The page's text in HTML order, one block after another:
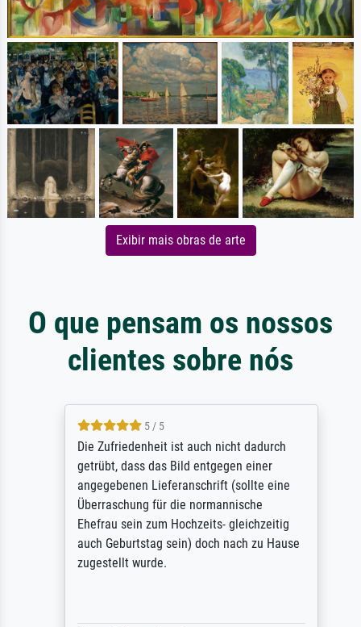
Exibir mais obras de arte
O que pensam os nossos
clientes sobre nós
5 / 5
Die Zufriedenheit ist auch nicht dadurch
getrübt, dass das Bild entgegen einer
angegebenen Lieferanschrift (sollte eine
Überraschung für die normannische
Ehefrau sein zum Hochzeits- gleichzeitig
auch Geburtstag sein) doch nach zu Hause
zugestellt wurde.